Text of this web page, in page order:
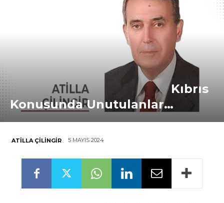
Kıbrıs
Konusunda Unutulanlar…
ATILLA ÇILINGIR 5 MAYIS 2024